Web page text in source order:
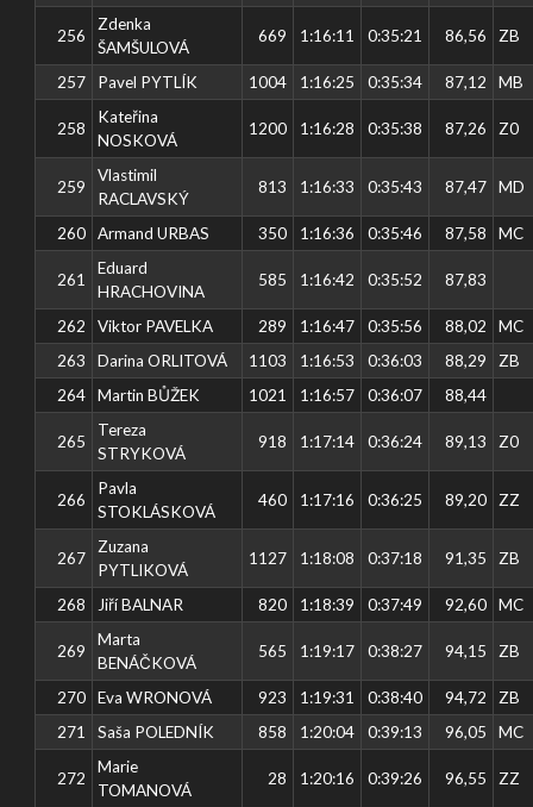
256
Zdenka
ŠAMŠULOVÁ
669 1:16:11 0:35:21 86,56 ZB
257 Pavel PYTLÍK 1004 1:16:25 0:35:34 87,12 MB
258
Kateřina
NOSKOVÁ
1200 1:16:28 0:35:38 87,26 Z0
259
Vlastimil
RACLAVSKÝ
813 1:16:33 0:35:43 87,47 MD
260 Armand URBAS 350 1:16:36 0:35:46 87,58 MC
261
Eduard
HRACHOVINA
585 1:16:42 0:35:52 87,83
262 Viktor PAVELKA 289 1:16:47 0:35:56 88,02
MC
263
Darina ORLITOVÁ 1103 1:16:53 0:36:03 88,29
ZB
264
Martin BŮŽEK 1021 1:16:57 0:36:07 88,44
265
Tereza
STRYKOVÁ
918 1:17:14 0:36:24 89,13 Z0
266
Pavla
STOKLÁSKOVÁ
460 1:17:16 0:36:25 89,20 ZZ
267
Zuzana
PYTLIKOVÁ
1127 1:18:08 0:37:18 91,35 ZB
268 Jiří BALNAR 820 1:18:39 0:37:49 92,60 MC
269
Marta
BENÁČKOVÁ
565 1:19:17 0:38:27 94,15 ZB
270 Eva WRONOVÁ 923 1:19:31 0:38:40 94,72
ZB
271
Saša POLEDNÍK 858 1:20:04 0:39:13 96,05 MC
272
Marie
TOMANOVÁ
28 1:20:16 0:39:26 96,55 ZZ